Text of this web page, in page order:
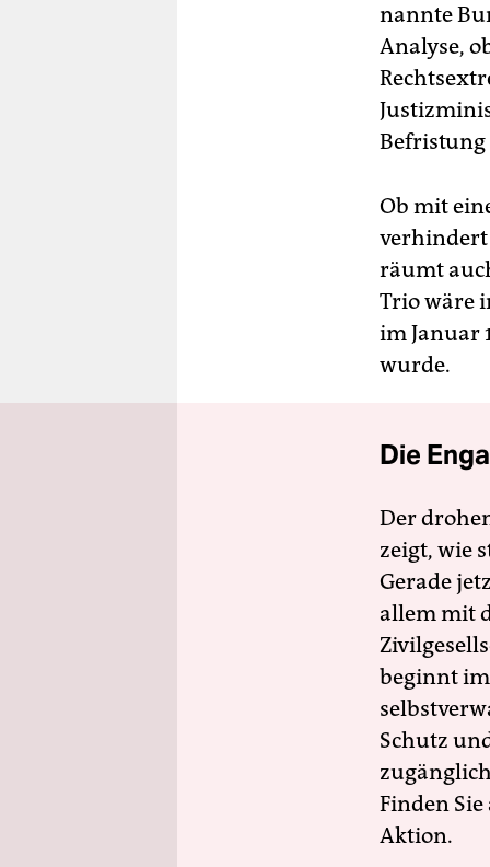
nannte
Analyse,
Befristung
Ob mit
verhindert
räumt
Trio wäre
im Januar
wurde.
Die
Der
zeigt, wie
Gerade
allem mit
beginnt
Schutz
Finden
Aktion.